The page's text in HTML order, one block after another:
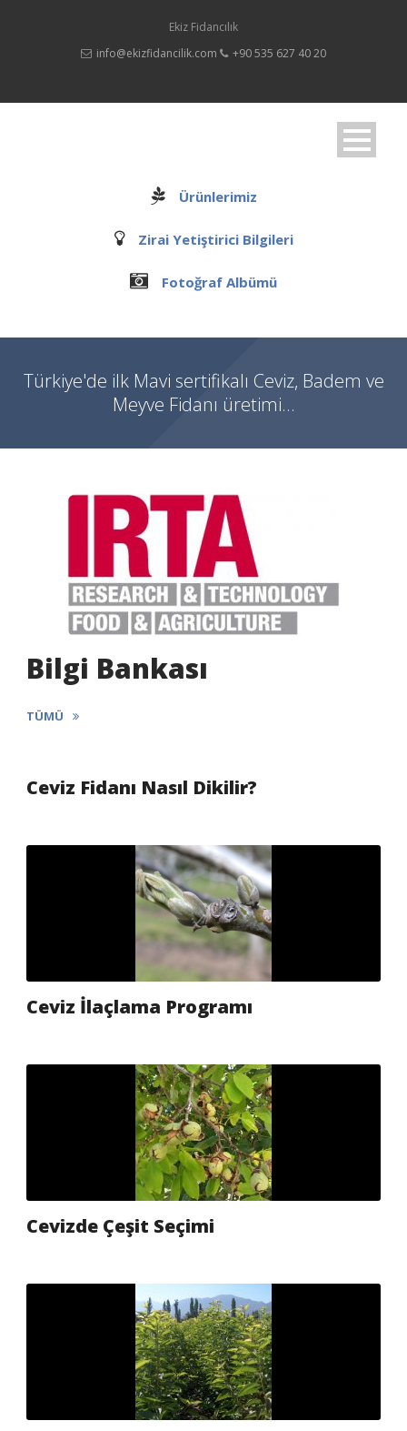
Ekiz Fidancılık
info@ekizfidancilik.com
+90 535 627 40 20
Ürünlerimiz
Zirai Yetiştirici Bilgileri
Fotoğraf Albümü
Türkiye'de ilk Mavi sertifikalı Ceviz, Badem ve
Meyve Fidanı üretimi...
Bilgi Bankası
TÜMÜ
Ceviz Fidanı Nasıl Dikilir?
Ceviz İlaçlama Programı
Cevizde Çeşit Seçimi